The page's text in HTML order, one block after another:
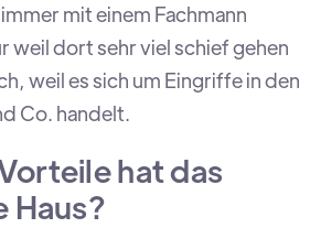
mit einem Fachmann
weil dort sehr viel schief gehen
weil es sich um Eingriffe in den
Co. handelt.
hat das
Haus?